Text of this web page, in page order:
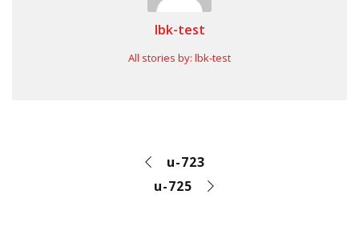
lbk-test
All stories by: lbk-test
u-723
u-725